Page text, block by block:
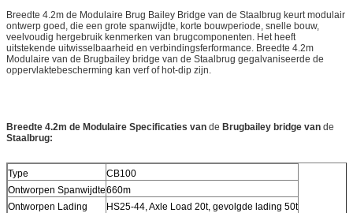
Breedte 4.2m de Modulaire Brug Bailey Bridge van de Staalbrug keurt modulair
ontwerp goed, die een grote spanwijdte, korte bouwperiode, snelle bouw,
veelvoudig hergebruik kenmerken van brugcomponenten. Het heeft
uitstekende uitwisselbaarheid en verbindingsferformance. Breedte 4.2m
Modulaire van de Brugbailey bridge van de Staalbrug gegalvaniseerde de
oppervlaktebescherming kan verf of hot-dip zijn.
Breedte 4.2m de Modulaire Specificaties van de Brugbailey bridge van de
Staalbrug:
Type
CB100
Ontworpen Spanwijdte660m
Ontworpen Lading
HS25-44, Axle Load 20t, gevolgde lading 50t